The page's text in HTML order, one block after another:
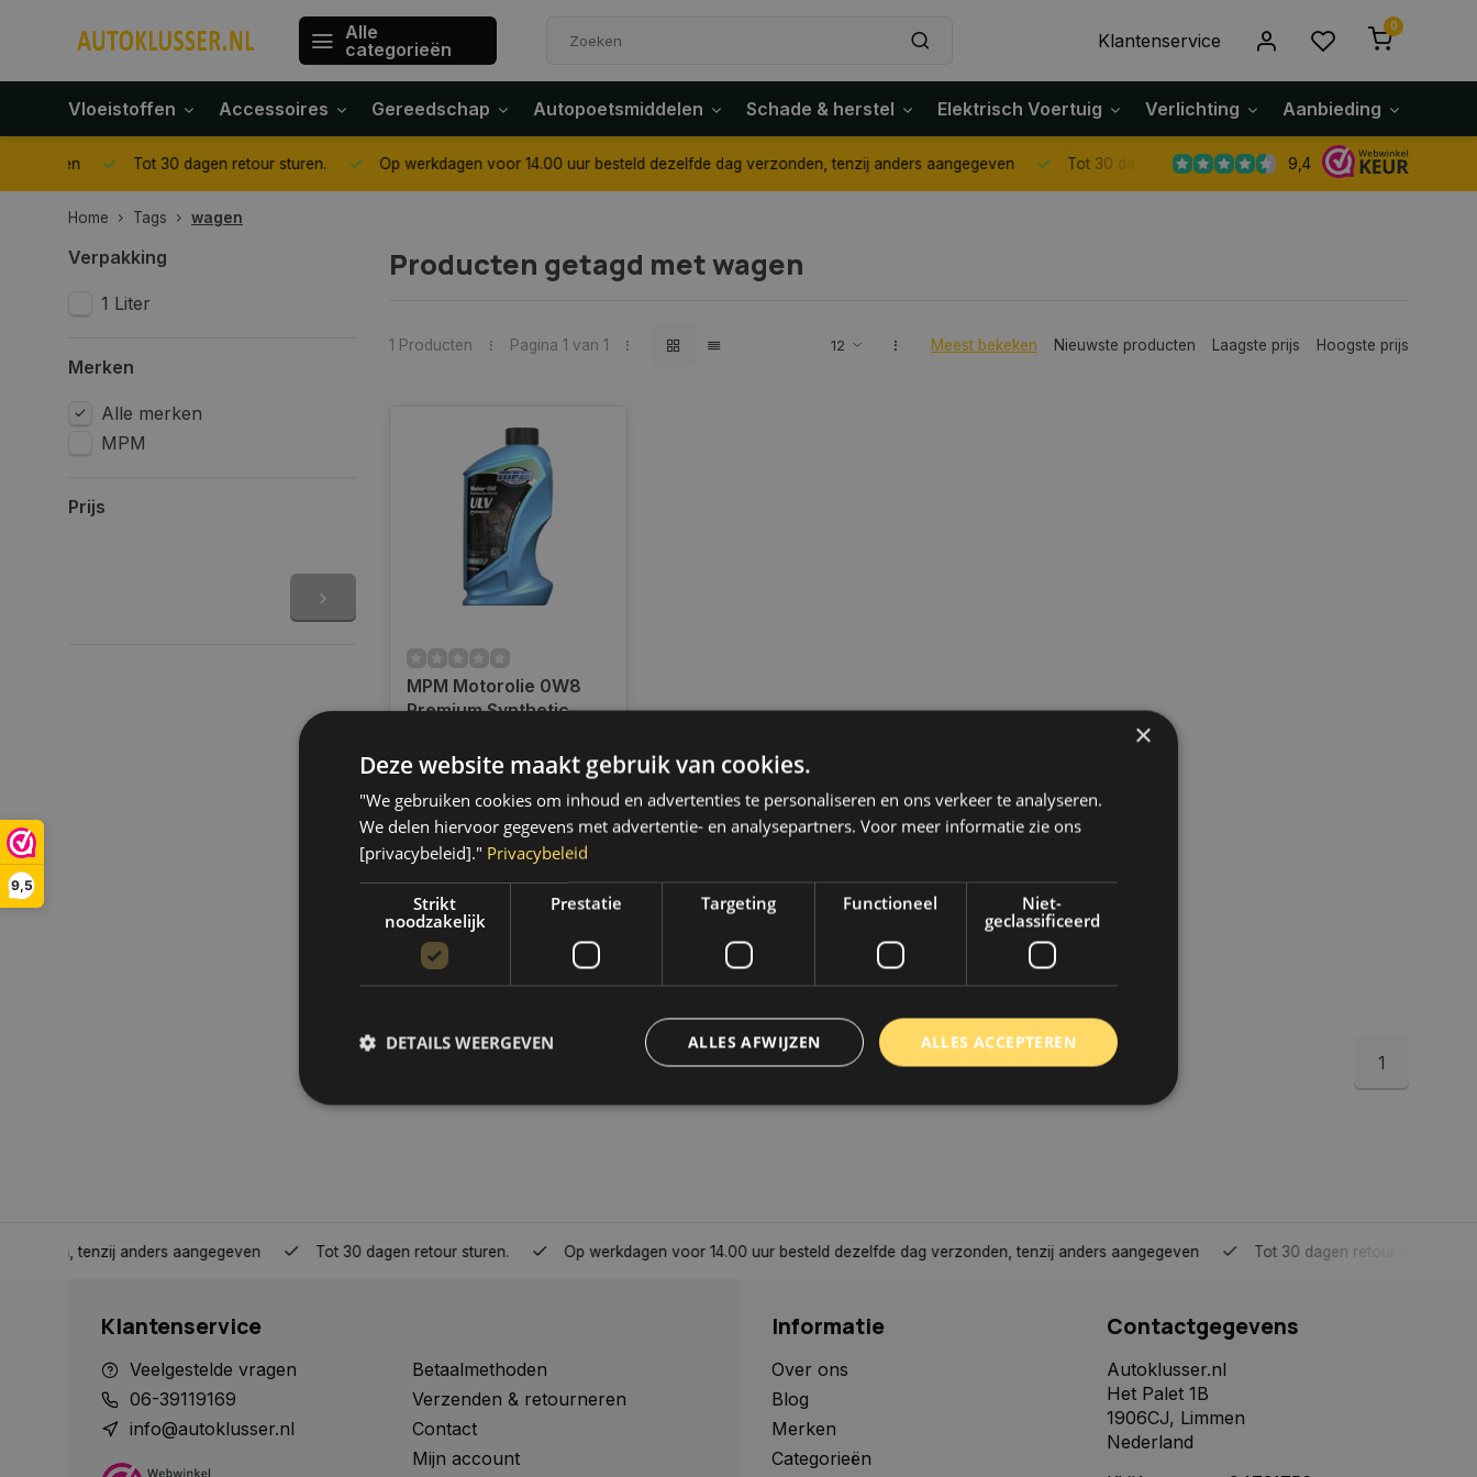
9,5
Alle
categorieën
Klantenservice
0
Vloeistoffen Accessoires Gereedschap Autopoetsmiddelen Schade & herstel Elektrisch Voertuig Verlichting Aanbieding
Tot 30 dagen retour sturen. Op werkdagen voor 14.00 uur besteld dezelfde dag verzonden, tenzij anders aangegeven Tot 30 dagen retour sturen. 9,4
Home Tags wagen
Verpakking
1 Liter
Merken
Alle merken
MPM
Prijs
Producten getagd met wagen
1 Producten Pagina 1 van 1 Meest bekeken Nieuwste producten Laagste prijs Hoogste prijs
MPM Motorolie 0W8
Premium Synthetic
Liter l 08001ULV
Op werkdagen voor 14.00
uur besteld, dezelfde dag
verzonden. Boven de 50,-
gratis verzending. (NL &
BE)
€15,00
Vergelijk
1
tenzij anders aangegeven Tot 30 dagen retour sturen. Op werkdagen voor 14.00 uur besteld dezelfde dag verzonden, tenzij anders aangegeven Tot 30 dagen retour sturen.
Klantenservice
Veelgestelde vragen
06-39119169
info@autoklusser.nl
Betaalmethoden
Verzenden & retourneren
Contact
Mijn account
Informatie
Over ons
Blog
Merken
Categorieën
Contactgegevens
Autoklusser.nl
Het Palet 1B
1906CJ, Limmen
Nederland
×
Deze website maakt gebruik van cookies.
"We gebruiken cookies om inhoud en advertenties te personaliseren en ons verkeer te analyseren.
We delen hiervoor gegevens met advertentie- en analysepartners. Voor meer informatie zie ons
[privacybeleid]." Privacybeleid
Strikt
noodzakelijk
Prestatie Targeting Functioneel
Niet-
geclassificeerd
ALLES ACCEPTEREN
ALLES AFWIJZEN
DETAILS WEERGEVEN
Dit cookie wordt gebruikt om een identificatiecode
sessie ID wordt gebruikt om een veilige en
consistente gebruikerservaring te behouden, ervoor
te zorgen dat pagina wijzigingen of item selecties
worden onthouden van pagina naar pagina. Het slaat
geen persoonlijke gegevens op.
__cf_bm
Deze cookie wordt gebruikt om onderscheid te